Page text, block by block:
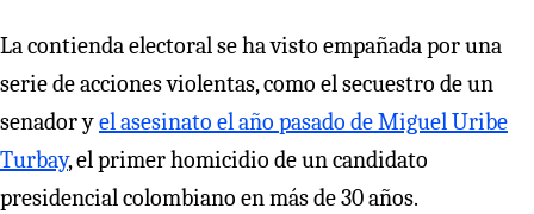
La contienda electoral se ha visto empañada por una
serie de acciones violentas, como el secuestro de un
senador yel asesinato el año pasado de Miguel Uribe
Turbay, el primer homicidio de un candidato
presidencial colombiano en más de 30 años.